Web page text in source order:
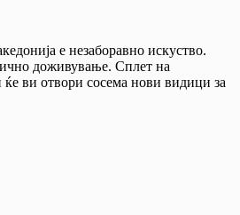
е незаборавно искуство.
доживување. Сплет на
ви отвори сосема нови видици за